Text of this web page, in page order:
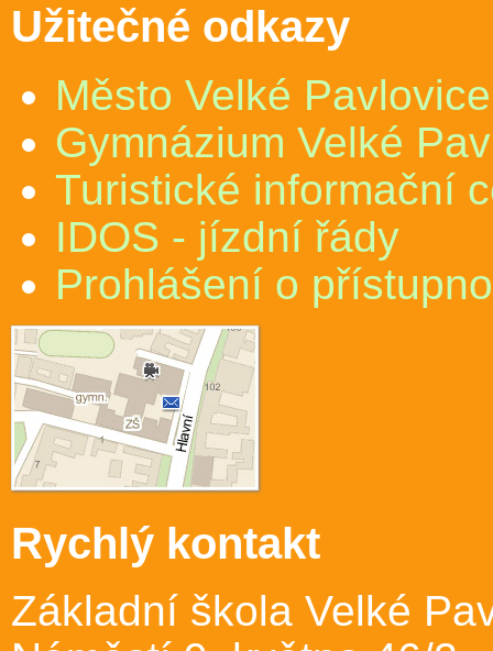
Užitečné odkazy
Město Velké Pavlovice
Gymnázium Velké
Turistické informační
IDOS - jízdní řády
Prohlášení o
Rychlý kontakt
Základní škola Velké